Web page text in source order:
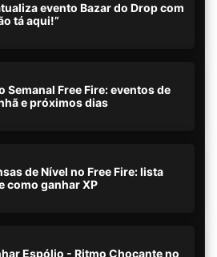
evento Bazar do Drop com
tá aqui!”
Semanal Free Fire: eventos de
e próximos dias
de Nível no Free Fire: lista
como ganhar XP
Espólio - Ritmo Chocante no